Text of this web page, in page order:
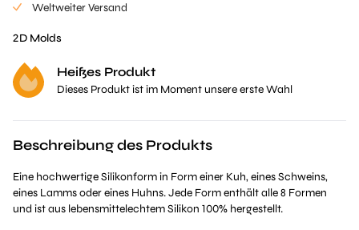
Weltweiter Versand
2D Molds
Heißes Produkt
Dieses Produkt ist im Moment unsere erste Wahl
Beschreibung des Produkts
Eine hochwertige Silikonform in Form einer Kuh, eines Schweins,
eines Lamms oder eines Huhns. Jede Form enthält alle 8 Formen
und ist aus lebensmittelechtem Silikon 100% hergestellt.